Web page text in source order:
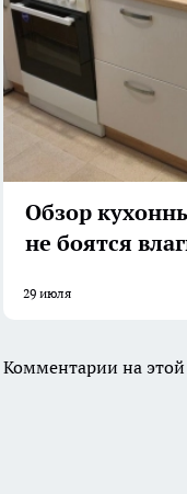
Обзор
не боятся
29 июля
Комментарии на